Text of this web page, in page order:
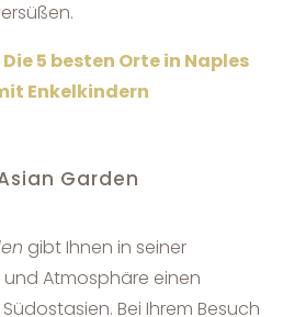
Die 5 besten Orte in Naples
Enkelkindern
Garden
gibt Ihnen in seiner
Atmosphäre einen
Bei Ihrem Besuch